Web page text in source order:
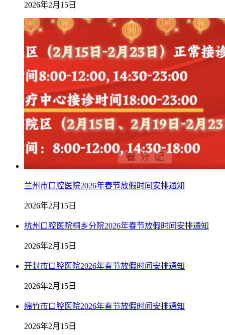
2026年2月15日
兰州市口腔医院2026年春节放假时间安排通知
2026年2月15日
杭州口腔医院桐乡分院2026年春节放假时间安排通知
2026年2月15日
开封市口腔医院2026年春节放假时间安排通知
2026年2月15日
绵竹市口腔医院2026年春节放假时间安排通知
2026年2月15日